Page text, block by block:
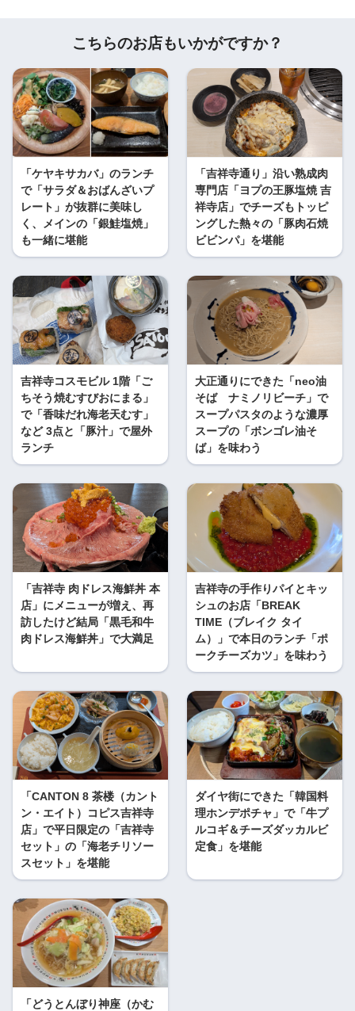
こちらのお店もいかがですか？
「ケヤキサカバ」のランチ
で「サラダ＆おばんざいプ
レート」が抜群に美味し
く、メインの「銀鮭塩焼」
も一緒に堪能
「吉祥寺通り」沿い熟成肉
専門店「ヨプの王豚塩焼 吉
祥寺店」でチーズもトッピ
ングした熱々の「豚肉石焼
ビビンパ」を堪能
吉祥寺コスモビル 1階「ご
ちそう焼むすびおにまる」
で「香味だれ海老天むす」
など 3点と「豚汁」で屋外
ランチ
大正通りにできた「neo油
そば ナミノリビーチ」で
スープパスタのような濃厚
スープの「ボンゴレ油そ
ば」を味わう
「吉祥寺 肉ドレス海鮮丼 本
店」にメニューが増え、再
訪したけど結局「黒毛和牛
肉ドレス海鮮丼」で大満足
吉祥寺の手作りパイとキッ
シュのお店「BREAK
TIME（ブレイク タイ
ム）」で本日のランチ「ポ
ークチーズカツ」を味わう
「CANTON 8 茶楼（カント
ン・エイト）コピス吉祥寺
店」で平日限定の「吉祥寺
セット」の「海老チリソー
スセット」を堪能
ダイヤ街にできた「韓国料
理ホンデポチャ」で「牛プ
ルコギ＆チーズダッカルビ
定食」を堪能
「どうとんぼり神座（かむ